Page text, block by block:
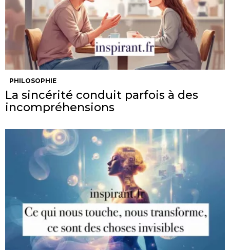
PHILOSOPHIE
La sincérité conduit parfois à des
incompréhensions